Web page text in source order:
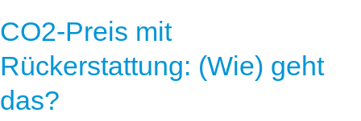
CO2-Preis mit
Rückerstattung: (Wie) geht
das?